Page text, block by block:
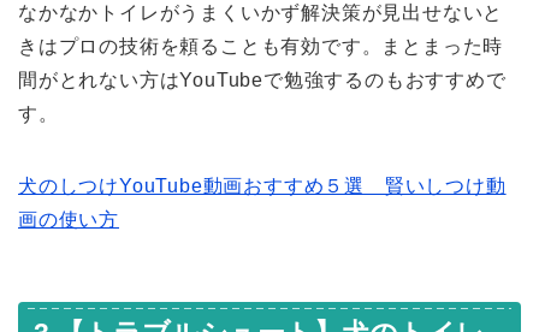
なかなかトイレがうまくいかず解決策が見出せないと
きはプロの技術を頼ることも有効です。まとまった時
間がとれない方はYouTubeで勉強するのもおすすめで
す。
犬のしつけYouTube動画おすすめ５選 賢いしつけ動
画の使い方